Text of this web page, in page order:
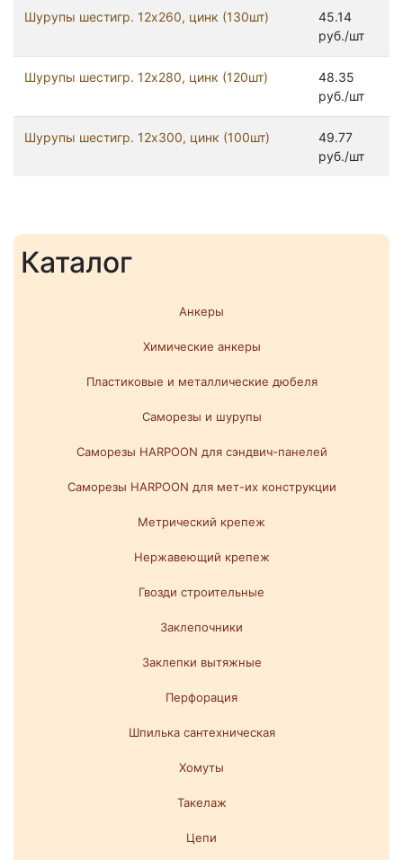
Каталог
Анкеры
Химические анкеры
Пластиковые и металлические дюбеля
Саморезы и шурупы
Саморезы HARPOON для сэндвич-панелей
Саморезы HARPOON для мет-их конструкции
Метрический крепеж
Нержавеющий крепеж
Гвозди строительные
Заклепочники
Заклепки вытяжные
Перфорация
Шпилька сантехническая
Хомуты
Такелаж
Цепи
Шурупы шестигр. 12x260, цинк (130шт)
45.14
руб./шт
Шурупы шестигр. 12x280, цинк (120шт)
48.35
руб./шт
Шурупы шестигр. 12x300, цинк (100шт)
49.77
руб./шт